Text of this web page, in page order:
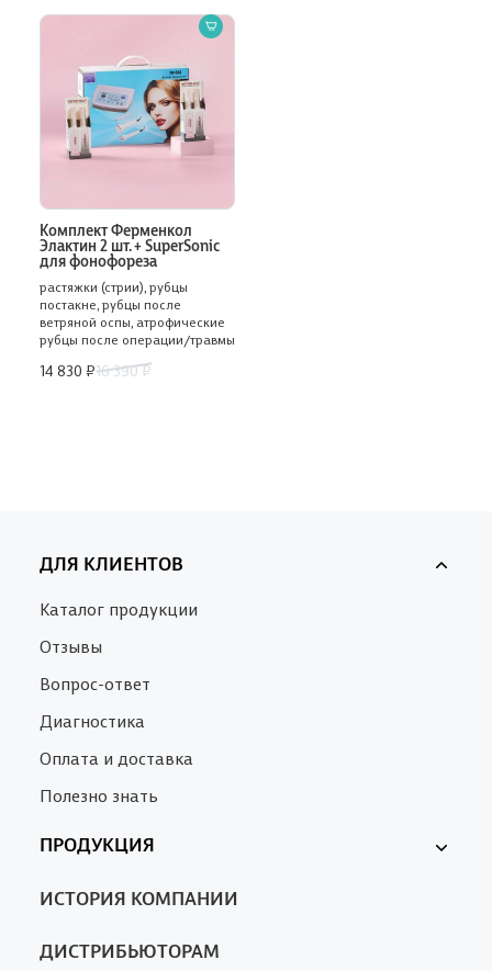
Комплект Ферменкол
Элактин 2 шт. + SuperSonic
для фонофореза
растяжки (стрии), рубцы
постакне, рубцы после
ветряной оспы, атрофические
рубцы после операции/травмы
14 830 ₽16 390 ₽
ДЛЯ КЛИЕНТОВ
Каталог продукции
Отзывы
Вопрос-ответ
Диагностика
Оплата и доставка
Полезно знать
ПРОДУКЦИЯ
Ферменкол
ИСТОРИЯ КОМПАНИИ
ДИСТРИБЬЮТОРАМ